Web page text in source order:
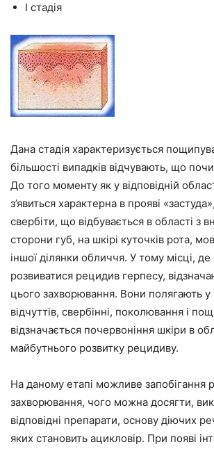
I стадія
Дана стадія характеризується
більшості випадків відчувають, що
До того моменту як у відповідній
з’явиться характерна в прояві
свербіти, що відбувається в області з
сторони губ, на шкірі куточків рота,
іншої ділянки обличчя. У тому місці,
розвиватися рецидив герпесу,
цього захворювання. Вони полягають у
відчуттів, свербінні, поколювання і
відзначається почервоніння шкіри в
майбутнього розвитку рецидиву.
На даному етапі можливе запобігання
захворювання, чого можна досягти,
відповідні препарати, основу діючих
яких становить ацикловір. При появі